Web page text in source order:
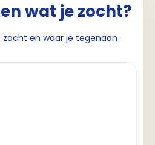
wat je zocht?
en waar je tegenaan